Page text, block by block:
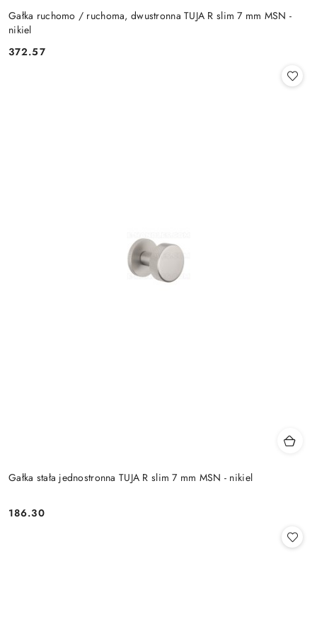
Gałka ruchomo / ruchoma, dwustronna TUJA R slim 7 mm MSN -
nikiel
Cena:
372.57
Gałka stała jednostronna TUJA R slim 7 mm MSN - nikiel
Cena:
186.30